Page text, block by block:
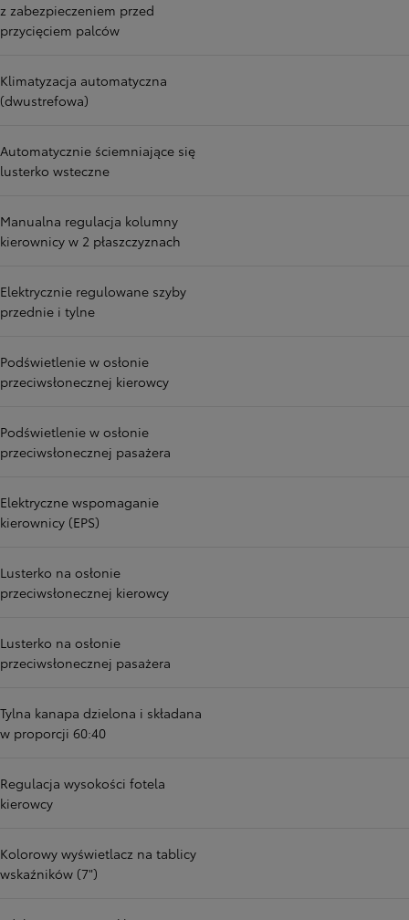
z zabezpieczeniem przed
przycięciem palców
Klimatyzacja automatyczna
(dwustrefowa)
Automatycznie ściemniające się
lusterko wsteczne
Manualna regulacja kolumny
kierownicy w 2 płaszczyznach
Elektrycznie regulowane szyby
przednie i tylne
Podświetlenie w osłonie
przeciwsłonecznej kierowcy
Podświetlenie w osłonie
przeciwsłonecznej pasażera
Elektryczne wspomaganie
kierownicy (EPS)
Lusterko na osłonie
przeciwsłonecznej kierowcy
Lusterko na osłonie
przeciwsłonecznej pasażera
Tylna kanapa dzielona i składana
w proporcji 60:40
Regulacja wysokości fotela
kierowcy
Kolorowy wyświetlacz na tablicy
wskaźników (7")